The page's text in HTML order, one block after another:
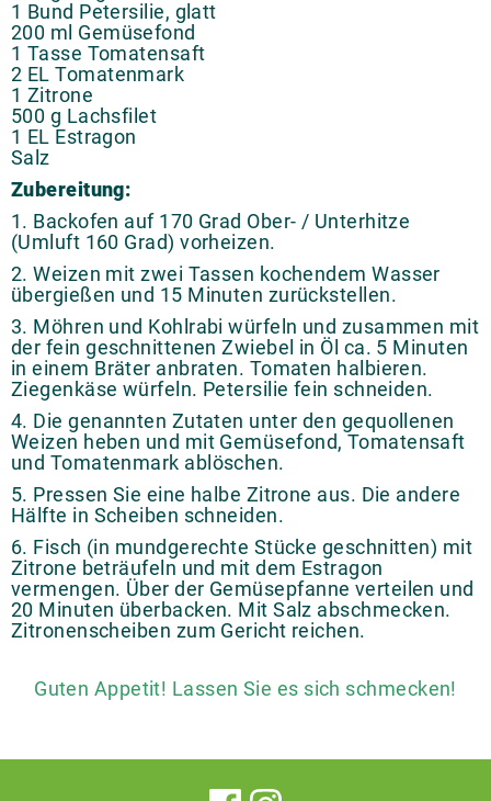
1 Bund Petersilie, glatt
200 ml Gemüsefond
1 Tasse Tomatensaft
2 EL Tomatenmark
1 Zitrone
500 g Lachsfilet
1 EL Estragon
Salz
Zubereitung:
1. Backofen auf 170 Grad Ober- / Unterhitze
(Umluft 160 Grad) vorheizen.
2. Weizen mit zwei Tassen kochendem Wasser
übergießen und 15 Minuten zurückstellen.
3. Möhren und Kohlrabi würfeln und zusammen mit
der fein geschnittenen Zwiebel in Öl ca. 5 Minuten
in einem Bräter anbraten. Tomaten halbieren.
Ziegenkäse würfeln. Petersilie fein schneiden.
4. Die genannten Zutaten unter den gequollenen
Weizen heben und mit Gemüsefond, Tomatensaft
und Tomatenmark ablöschen.
5. Pressen Sie eine halbe Zitrone aus. Die andere
Hälfte in Scheiben schneiden.
6. Fisch (in mundgerechte Stücke geschnitten) mit
Zitrone beträufeln und mit dem Estragon
vermengen. Über der Gemüsepfanne verteilen und
20 Minuten überbacken. Mit Salz abschmecken.
Zitronenscheiben zum Gericht reichen.
Guten Appetit! Lassen Sie es sich schmecken!